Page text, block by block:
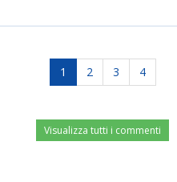
1 2 3 4
Visualizza tutti i commenti